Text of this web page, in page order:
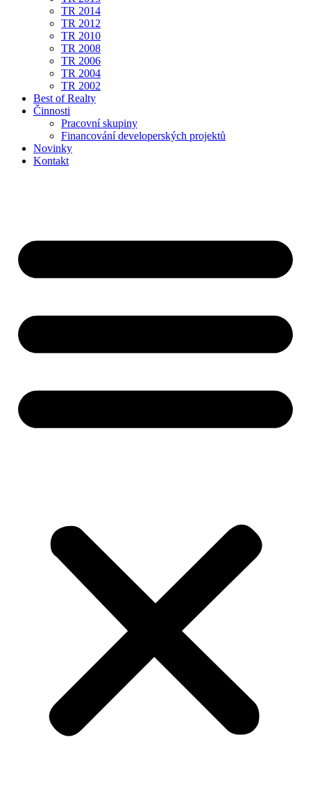
TR 2014
TR 2012
TR 2010
TR 2008
TR 2006
TR 2004
TR 2002
Best of Realty
Činnosti
Pracovní skupiny
Financování developerských projektů
Novinky
Kontakt